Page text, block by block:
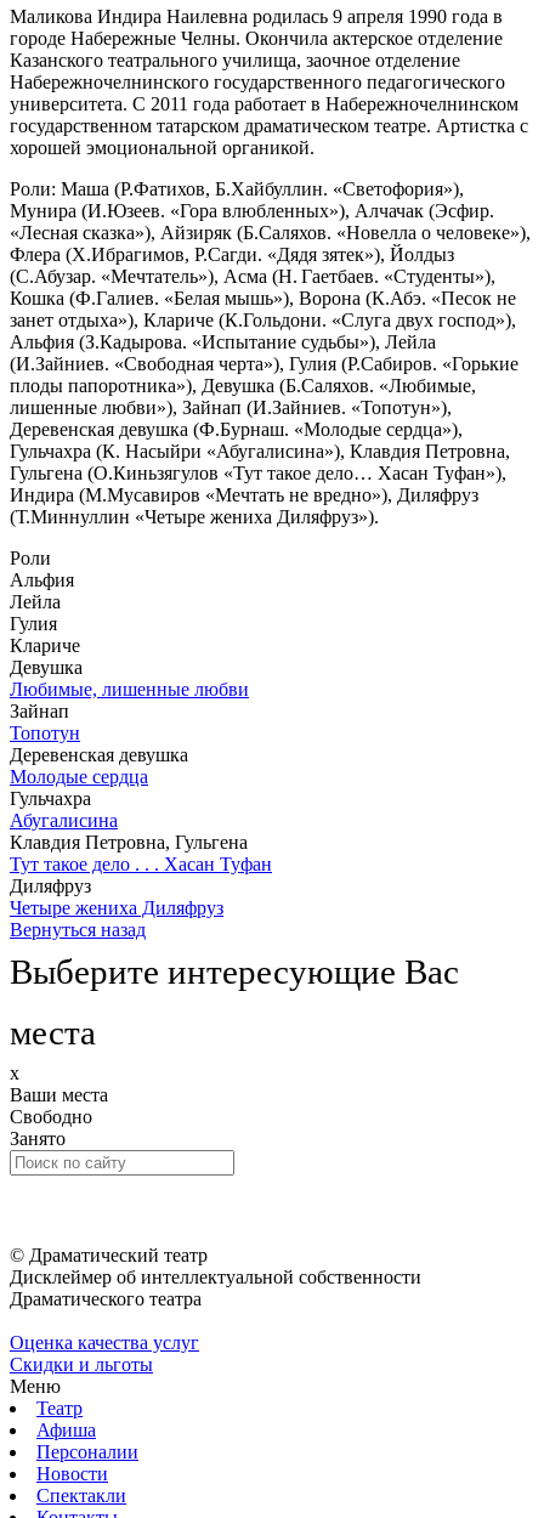
Маликова Индира Наилевна родилась 9 апреля 1990 года в
городе Набережные Челны. Окончила актерское отделение
Казанского театрального училища, заочное отделение
Набережночелнинского государственного педагогического
университета. С 2011 года работает в Набережночелнинском
государственном татарском драматическом театре. Артистка с
хорошей эмоциональной органикой.
Роли: Маша (Р.Фатихов, Б.Хайбуллин. «Светофория»),
Мунира (И.Юзеев. «Гора влюбленных»), Алчачак (Эсфир.
«Лесная сказка»), Айзиряк (Б.Саляхов. «Новелла о человеке»),
Флера (Х.Ибрагимов, Р.Сагди. «Дядя зятек»), Йолдыз
(С.Абузар. «Мечтатель»), Асма (Н. Гаетбаев. «Студенты»),
Кошка (Ф.Галиев. «Белая мышь»), Ворона (К.Абэ. «Песок не
занет отдыха»), Клариче (К.Гольдони. «Слуга двух господ»),
Альфия (З.Кадырова. «Испытание судьбы»), Лейла
(И.Зайниев. «Свободная черта»), Гулия (Р.Сабиров. «Горькие
плоды папоротника»), Девушка (Б.Саляхов. «Любимые,
лишенные любви»), Зайнап (И.Зайниев. «Топотун»),
Деревенская девушка (Ф.Бурнаш. «Молодые сердца»),
Гульчахра (К. Насыйри «Абугалисина»), Клавдия Петровна,
Гульгена (О.Киньзягулов «Тут такое дело… Хасан Туфан»),
Индира (М.Мусавиров «Мечтать не вредно»), Диляфруз
(Т.Миннуллин «Четыре жениха Диляфруз»).
Роли
Альфия
Лейла
Гулия
Клариче
Девушка
Любимые, лишенные любви
Зайнап
Топотун
Деревенская девушка
Молодые сердца
Гульчахра
Абугалисина
Клавдия Петровна, Гульгена
Тут такое дело . . . Хасан Туфан
Диляфруз
Четыре жениха Диляфруз
Вернуться назад
Выберите интересующие Вас
места
x
Ваши места
Свободно
Занято
© Драматический театр
Дисклеймер об интеллектуальной собственности
Драматического театра
Оценка качества услуг
Скидки и льготы
Меню
Театр
Афиша
Персоналии
Новости
Спектакли